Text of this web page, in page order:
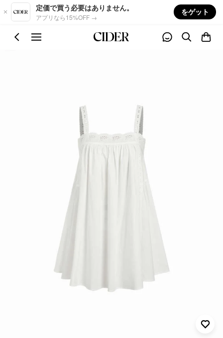
Skip to main content
定価で買う必要はありません。
アプリなら15%OFF →
をゲット